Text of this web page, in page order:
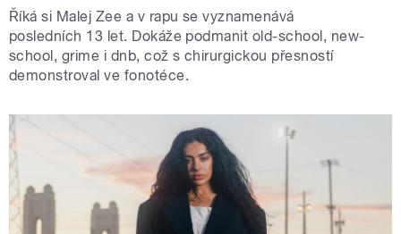
Říká si Malej Zee a v rapu se vyznamenává
posledních 13 let. Dokáže podmanit old-school, new-
school, grime i dnb, což s chirurgickou přesností
demonstroval ve fonotéce.